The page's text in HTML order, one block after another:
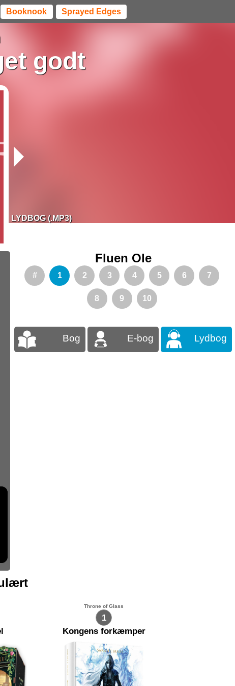
Booknook Sprayed Edges
godt
LYDBOG (.MP3)
Fluen Ole
# 1 2 3 4 5 6 7
8 9 10
Bog E-bog Lydbog
1
Throne of Glass
Kongens forkæmper